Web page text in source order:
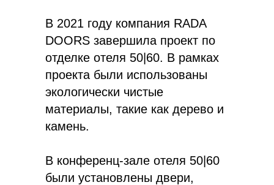
В 2021 году компания RADA
DOORS завершила проект по
отделке отеля 50|60. В рамках
проекта были использованы
экологически чистые
материалы, такие как дерево и
камень.
В конференц-зале отеля 50|60
были установлены двери,